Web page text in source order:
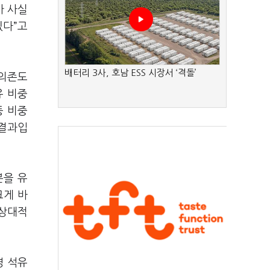
사실
”고
존도
비중
비중
과입
을 유
게 바
대적
석유
배터리 3사, 호남 ESS 시장서 ‘격돌’